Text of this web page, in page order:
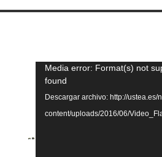
Reproductor
de
vídeo
Media error: Format(s) not
found
Descargar archivo: http://ustea.es/
content/uploads/2016/06/